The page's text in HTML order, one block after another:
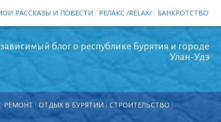
РАССКАЗЫ И ПОВЕСТИ РЕЛАКС /RELAX/ БАНКРОТСТВО
блог о республике Бурятия и городе
Улан-Удэ
РЕМОНТ ОТДЫХ В БУРЯТИИ СТРОИТЕЛЬСТВО